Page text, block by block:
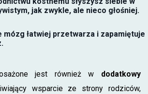
jak zwykle, ale nieco głośniej.
mózg łatwiej przetwarza i zapamiętuje
jest również w dodatkowy
wsparcie ze strony rodziców,